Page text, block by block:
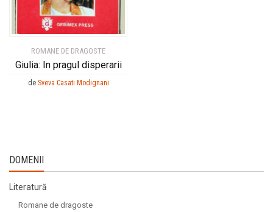
ROMANE DE DRAGOSTE
Giulia: In pragul disperarii
de Sveva Casati Modignani
DOMENII
Literatură
Romane de dragoste